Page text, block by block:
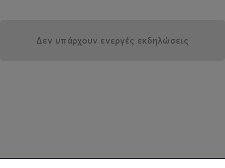
Δεν υπάρχουν ενεργές εκδηλώσεις